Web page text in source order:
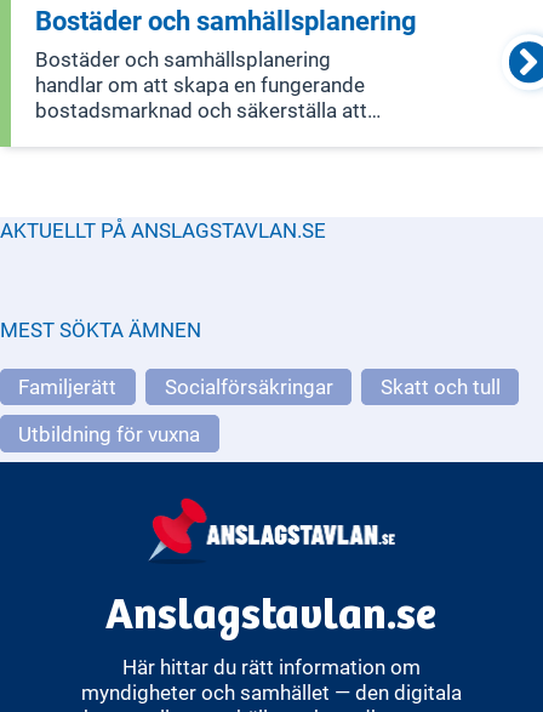
Bostäder och samhällsplanering
Bostäder och samhällsplanering
handlar om att skapa en fungerande
bostadsmarknad och säkerställa att
lantmä
AKTUELLT PÅ ANSLAGSTAVLAN.SE
MEST SÖKTA ÄMNEN
Familjerätt Socialförsäkringar
Skatt och tull
Utbildning för vuxna
Anslagstavlan.se
Här hittar du rätt information om
myndigheter och samhället — den digitala